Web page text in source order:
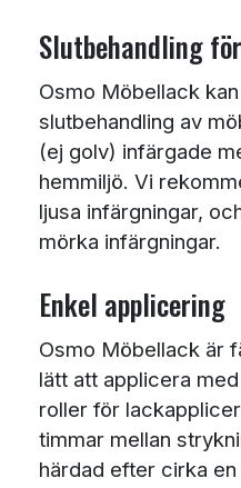
Slutbehandling
Osmo Möbellack
slutbehandling av
(ej golv) infärgade
hemmiljö. Vi
ljusa infärgningar,
mörka infärgningar.
Enkel applicering
Osmo Möbellack är
lätt att applicera
roller för
timmar mellan
härdad efter cirka